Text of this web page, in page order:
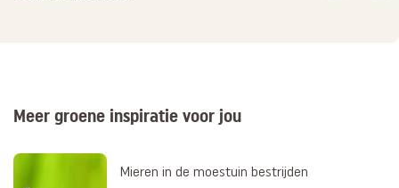
Meer groene inspiratie voor jou
Mieren in de moestuin bestrijden